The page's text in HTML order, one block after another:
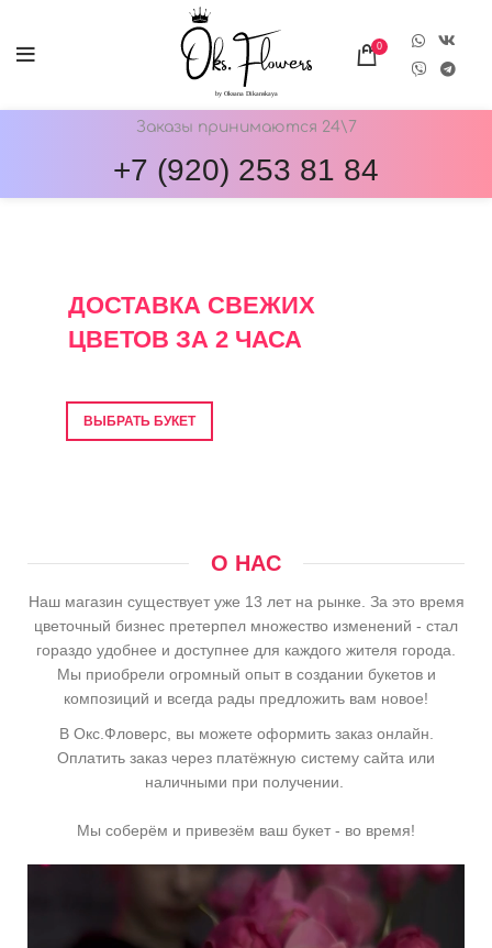
0
Заказы принимаются 24\7
+7 (920) 253 81 84
ДОСТАВКА СВЕЖИХ
ЦВЕТОВ ЗА 2 ЧАСА
ВЫБРАТЬ БУКЕТ
О НАС
Наш магазин существует уже 13 лет на рынке. За это время
цветочный бизнес претерпел множество изменений - стал
гораздо удобнее и доступнее для каждого жителя города.
Мы приобрели огромный опыт в создании букетов и
композиций и всегда рады предложить вам новое!
В Окс.Фловерс, вы можете оформить заказ онлайн.
Оплатить заказ через платёжную систему сайта или
наличными при получении.
Мы соберём и привезём ваш букет - во время!